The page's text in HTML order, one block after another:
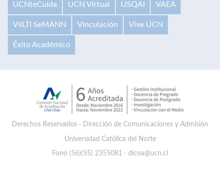
UCNteCuida UCN Virtual USQAI VAEA
VilLTI SeMANN Vinculación Vive UCN
Éxito Académico
Derechos Reservados · Dirección de Comunicaciones y Admisión
Universidad Católica del Norte
Fono (56)(55) 2355081 · dicoa@ucn.cl